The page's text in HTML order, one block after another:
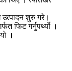
शुरु गरे।
फिट गर्नुपर्थ्यो ।
।